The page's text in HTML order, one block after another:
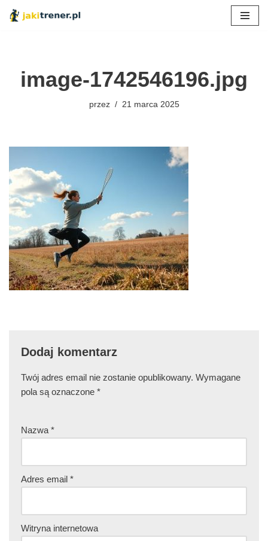
image-1742546196.jpg
przez 21 marca 2025
Dodaj komentarz
Twój adres email nie zostanie opublikowany. Wymagane
pola są oznaczone *
Nazwa *
Adres email *
Witryna internetowa